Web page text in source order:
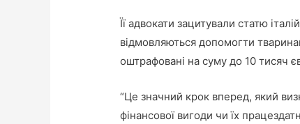
Її адвокати зацитували статю
відмовляються допомогти
оштрафовані на суму до 10 тисяч
“Це значний крок вперед, який
фінансової вигоди чи їх